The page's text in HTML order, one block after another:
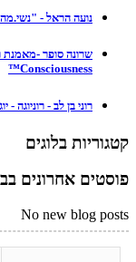
נועה הראל -
Consciousness™
רוני בן לב - רוניוגה -
קטגוריות בלוגים
פוסטים אחרונים
No new blog posts